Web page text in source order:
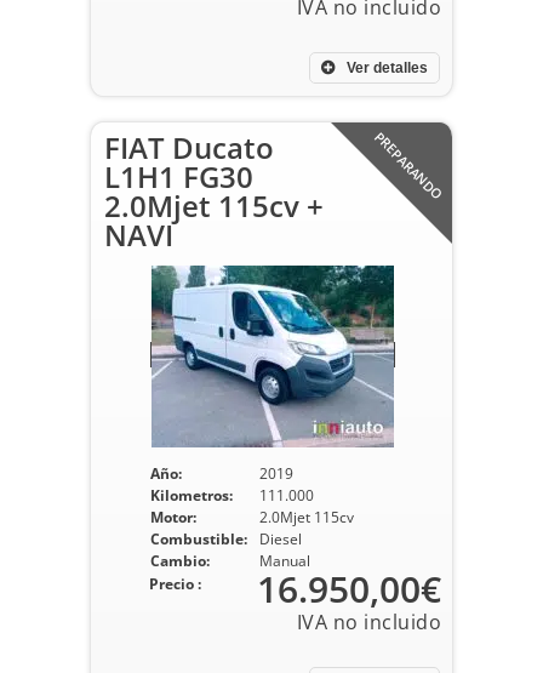
Ver detalles
PREPARANDO
FIAT Ducato
L1H1 FG30
2.0Mjet 115cv +
NAVI
Año:
2019
Kilometros:
111.000
Motor:
2.0Mjet 115cv
Combustible:
Diesel
Cambio:
Manual
Precio : 16.950,00€